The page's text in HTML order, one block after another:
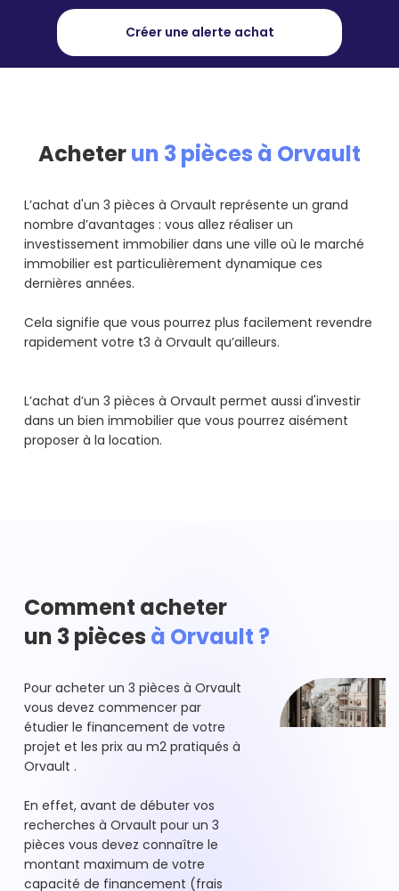
Créer une alerte achat
Acheterun 3 pièces à Orvault
L’achat d'un 3 pièces à Orvault représente un grand
nombre d’avantages : vous allez réaliser un
investissement immobilier dans une ville où le marché
immobilier est particulièrement dynamique ces
dernières années.
Cela signifie que vous pourrez plus facilement revendre
rapidement votre t3 à Orvault qu’ailleurs.
L’achat d’un 3 pièces à Orvault permet aussi d'investir
dans un bien immobilier que vous pourrez aisément
proposer à la location.
Comment acheter
un 3 pièces à Orvault ?
Pour acheter un 3 pièces à Orvault
vous devez commencer par
étudier le financement de votre
projet et les prix au m2 pratiqués à
Orvault .
En effet, avant de débuter vos
recherches à Orvault pour un 3
pièces vous devez connaître le
montant maximum de votre
capacité de financement (frais